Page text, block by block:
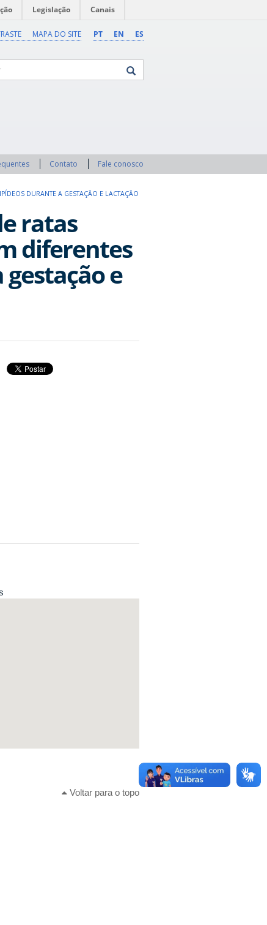
Legislação Canais
PT EN ES
MAPA DO SITE
Contato Fale conosco
DURANTE A GESTAÇÃO E LACTAÇÃO
ratas
diferentes
e
Voltar para o topo